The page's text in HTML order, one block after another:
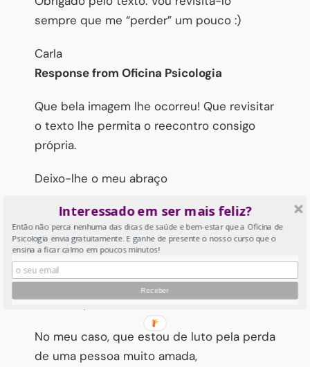
sempre que me “perder” um pouco :)
Carla
Response from Oficina Psicologia
Que bela imagem lhe ocorreu! Que revisitar
o texto lhe permita o reecontro consigo
própria.
Deixo-lhe o meu abraço
Cristina Sousa Ferreira
3 de Abril, 2020
Achei excelente: linguagem acessível,
ideias expostas de modo claro e objetivo –
muito importante.
No meu caso, que estou de luto pela perda
de uma pessoa muito amada,
Interessado em ser mais feliz?
Então não perca nenhuma das dicas de saúde e bem-estar que a Oficina de
Psicologia envia gratuitamente. E ganhe de presente o nosso curso que o
ensina a ficar calmo em poucos minutos!